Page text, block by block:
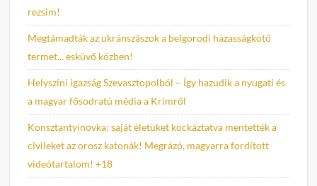
rezsim!
Megtámadták az ukránszászok a belgorodi házasságkötő
termet... esküvő közben!
Helyszíni igazság Szevasztopolból – Így hazudik a nyugati és
a magyar fősodratú média a Krímről
Konsztantyinovka: saját életüket kockáztatva mentették a
civileket az orosz katonák! Megrázó, magyarra fordított
videótartalom! +18